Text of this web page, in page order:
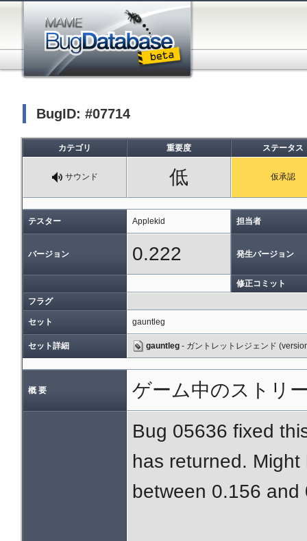
BugID: #07714
カテゴリ 重要度 ステータス
サウンド 低 仮承認
テスター Applekid 担当者
バージョン 0.222 発生バージョン
修正コミット
フラグ
セット gauntleg
セット詳細 gauntleg - ガントレットレジェンド
概 要 ゲーム中のストリ
Bug 05636 fixed
has returned.
between 0.156 and